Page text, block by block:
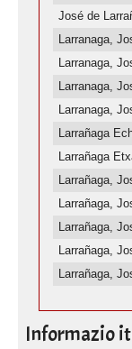
José de
Larranaga,
Larranaga,
Larranaga,
Larranaga,
Larrañaga
Larrañaga
Larrañaga,
Larrañaga,
Larrañaga,
Larrañaga,
Larrañaga,
Informazio